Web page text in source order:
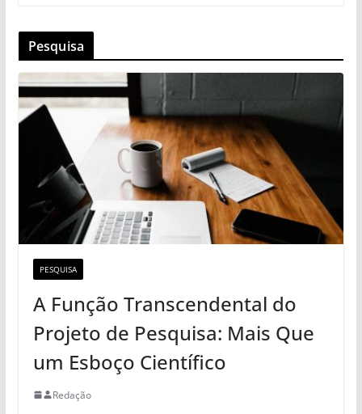
Pesquisa
PESQUISA
A Função Transcendental do
Projeto de Pesquisa: Mais Que
um Esboço Científico
Redação